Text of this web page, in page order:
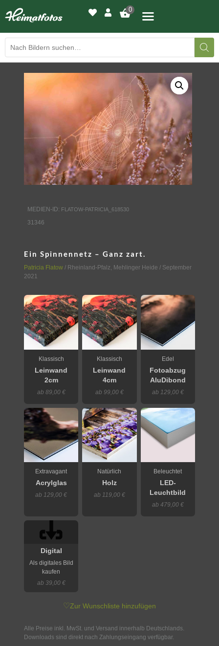
0
BILDERGALERIE
DRUCKQUALITÄTEN
LED-LEUCHTBILDER
WIR DRUCKEN IHR BILD
AUSSTELLUNGEN
KONTAKT
MEDIEN-ID: FLATOW-PATRICIA_618530
31346
Ein Spinnennetz – Ganz zart.
Patricia Flatow / Rheinland-Pfalz, Mehlinger Heide / September
2021
Klassisch
Leinwand
2cm
ab 89,00 €
Klassisch
Leinwand
4cm
ab 99,00 €
Edel
Fotoabzug
AluDibond
ab 129,00 €
Extravagant
Acrylglas
ab 129,00 €
Natürlich
Holz
ab 119,00 €
Beleuchtet
LED-
Leuchtbild
ab 479,00 €
Digital
Als digitales Bild
kaufen
ab 39,00 €
♡Zur Wunschliste hinzufügen
Alle Preise inkl. MwSt. und Versand innerhalb Deutschlands.
Downloads sind direkt nach Zahlungseingang verfügbar.